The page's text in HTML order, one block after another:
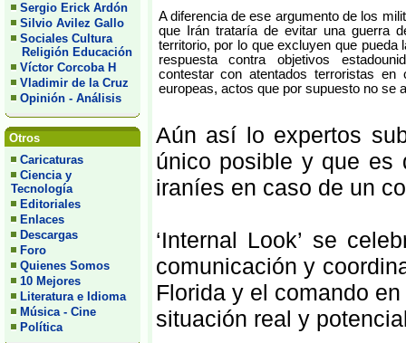
Sergio Erick Ardón
Silvio Avilez Gallo
Sociales Cultura
Religión Educación
Víctor Corcoba H
Vladimir de la Cruz
Opinión - Análisis
Otros
Caricaturas
Ciencia y
Tecnología
Editoriales
Enlaces
Descargas
Foro
Quienes Somos
10 Mejores
Literatura e Idioma
Música - Cine
Política
A diferencia de ese argumento de los
que Irán trataría de evitar una guerra
territorio, por lo que excluyen que pueda
respuesta contra objetivos
contestar con atentados terroristas en
europeas, actos que por supuesto no se
Aún así lo expertos
único posible y que es
iraníes en caso de un
‘Internal Look’ se
comunicación y
Florida y el comando
situación real y